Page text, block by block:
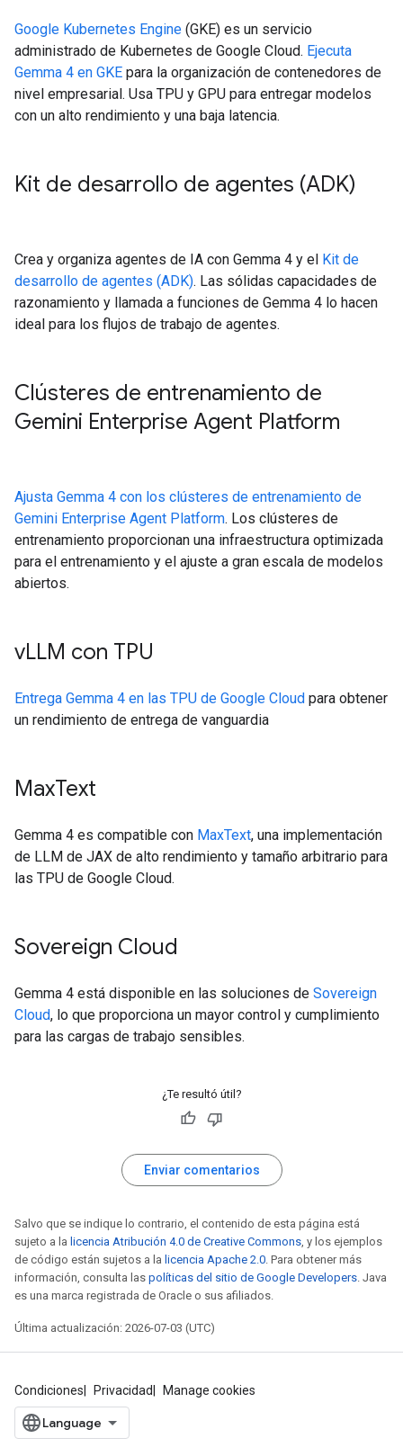
Google Kubernetes Engine (GKE) es un servicio
administrado de Kubernetes de Google Cloud. Ejecuta
Gemma 4 en GKE para la organización de contenedores de
nivel empresarial. Usa TPU y GPU para entregar modelos
con un alto rendimiento y una baja latencia.
Kit de desarrollo de agentes (ADK)
Crea y organiza agentes de IA con Gemma 4 y el Kit de
desarrollo de agentes (ADK). Las sólidas capacidades de
razonamiento y llamada a funciones de Gemma 4 lo hacen
ideal para los flujos de trabajo de agentes.
Clústeres de entrenamiento de
Gemini Enterprise Agent Platform
Ajusta Gemma 4 con los clústeres de entrenamiento de
Gemini Enterprise Agent Platform. Los clústeres de
entrenamiento proporcionan una infraestructura optimizada
para el entrenamiento y el ajuste a gran escala de modelos
abiertos.
vLLM con TPU
Entrega Gemma 4 en las TPU de Google Cloud para obtener
un rendimiento de entrega de vanguardia
MaxText
Gemma 4 es compatible con MaxText, una implementación
de LLM de JAX de alto rendimiento y tamaño arbitrario para
las TPU de Google Cloud.
Sovereign Cloud
Gemma 4 está disponible en las soluciones de Sovereign
Cloud, lo que proporciona un mayor control y cumplimiento
para las cargas de trabajo sensibles.
¿Te resultó útil?
Enviar comentarios
Salvo que se indique lo contrario, el contenido de esta página está
sujeto a la licencia Atribución 4.0 de Creative Commons, y los ejemplos
de código están sujetos a la licencia Apache 2.0. Para obtener más
información, consulta las políticas del sitio de Google Developers. Java
es una marca registrada de Oracle o sus afiliados.
Última actualización: 2026-07-03 (UTC)
Condiciones Privacidad Manage cookies